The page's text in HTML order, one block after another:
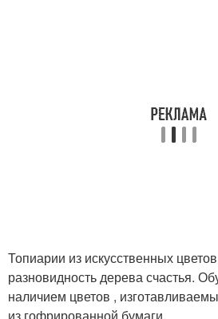
Топиарии из искусственных
разновидность дерева счастья.
наличием цветов ,